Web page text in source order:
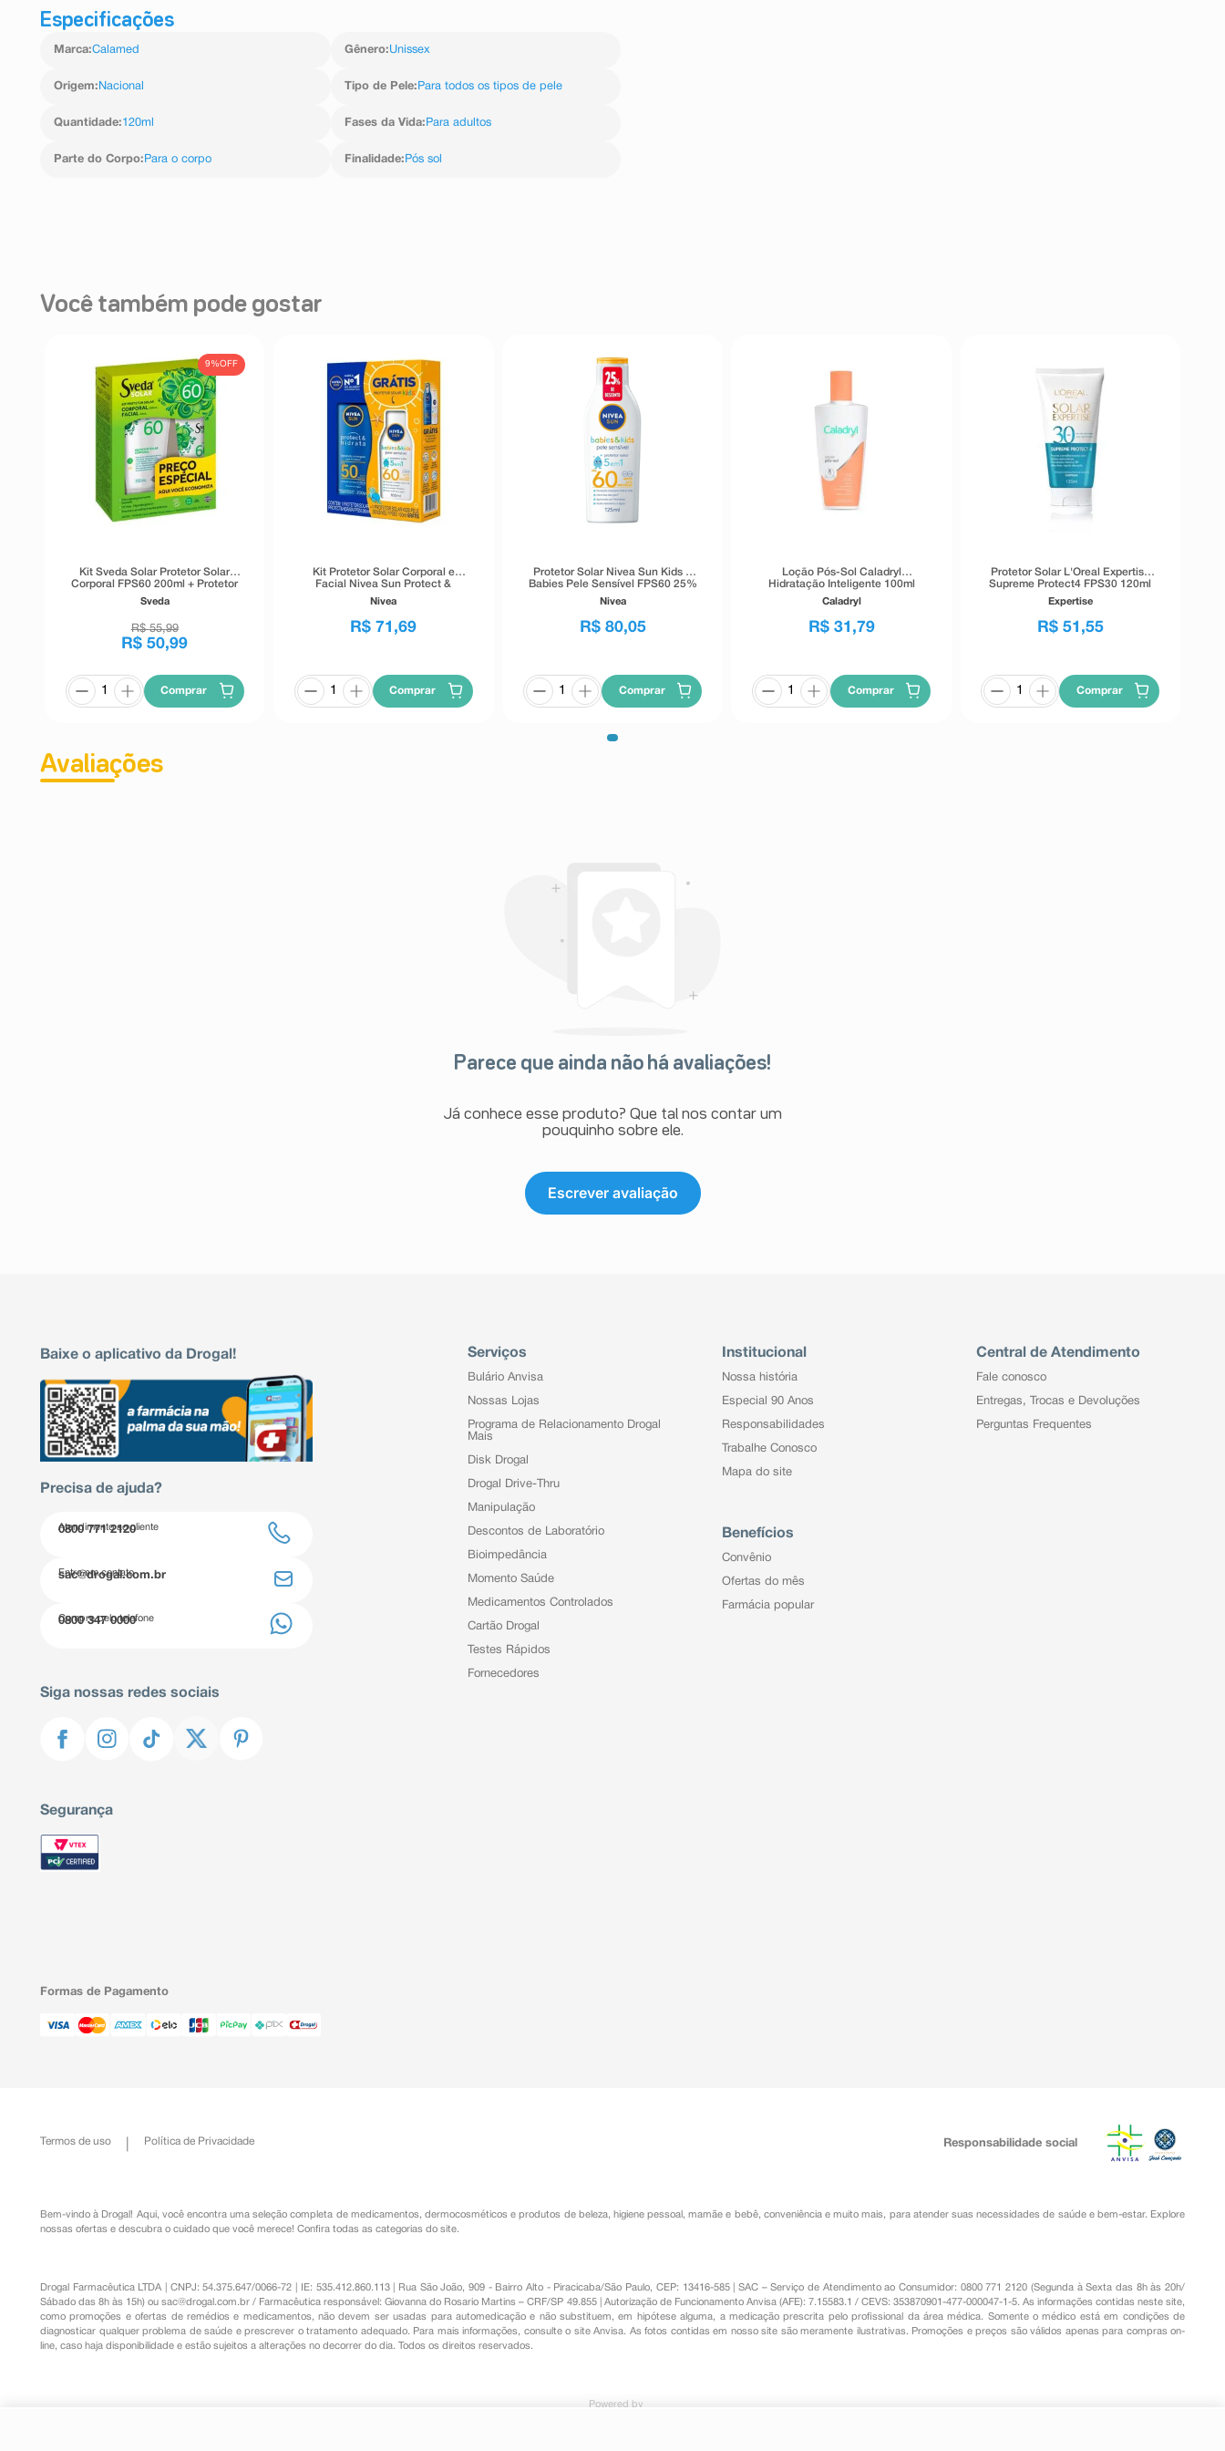
Especificações
Marca:Calamed Gênero:Unissex
Origem: Nacional Tipo de Pele: Para todos os tipos de pele
Quantidade:120ml Fases da Vida: Para adultos
Parte do Corpo: Para o corpo Finalidade: Pós sol
Você também pode gostar
9%OFF
Kit Sveda Solar Protetor Solar
Corporal FPS60 200ml + Protetor
Solar Facial FPS60 50ml
Sveda
R$ 55,99
R$ 50,99
Comprar
Kit Protetor Solar Corporal e
Facial Nivea Sun Protect &
Hidrata FPS50 200ml + Protetor
Solar Corporal Nivea Sun Babies
& Kids 5 em 1 FPS60 100ml
Nivea
R$ 71 ,69
Comprar
Protetor Solar Nivea Sun Kids &
Babies Pele Sensível FPS60 25%
de Desconto 125ml
Nivea
R$ 80,05
Comprar
Loção Pós-Sol Caladryl
Hidratação Inteligente 100ml
Caladryl
R$ 31 ,79
Comprar
Protetor Solar L'Oreal Expertise
Supreme Protect4 FPS30 120ml
Expertise
R$ 51 ,55
Comprar
Avaliações
Parece que ainda não há avaliações!
Já conhece esse produto? Que tal nos contar um
pouquinho sobre ele.
Escrever avaliação
Baixe o aplicativo da Drogal!
Precisa de ajuda?
Atendimento ao cliente
0800 771 2120
Entre em contato
sac@drogal.com.br
Compre pelo telefone
0800 347 0000
Siga nossas redes sociais
Segurança
Serviços
Bulário Anvisa
Nossas Lojas
Programa de Relacionamento Drogal
Mais
Disk Drogal
Drogal Drive-Thru
Manipulação
Descontos de Laboratório
Bioimpedância
Momento Saúde
Medicamentos Controlados
Cartão Drogal
Testes Rápidos
Fornecedores
Institucional
Nossa história
Especial 90 Anos
Responsabilidades
Trabalhe Conosco
Mapa do site
Benefícios
Convênio
Ofertas do mês
Farmácia popular
Central de Atendimento
Fale conosco
Entregas, Trocas e Devoluções
Perguntas Frequentes
Formas de Pagamento
Termos de uso Política de Privacidade Responsabilidade social
Bem-vindo à Drogal! Aqui, você encontra uma seleção completa de medicamentos ,dermocosméticos e produtos de beleza, higiene pessoal ,mamãe e bebê, conveniênciae muito mais, para atender suas necessidades de saúde e bem-estar. Explore
nossas ofertas e descubra o cuidado que você merece! Confira todas as categorias do site.
Drogal Farmacêutica LTDA | CNPJ: 54.375.647/0066-72 | IE: 535.412.860.113 | Rua São João, 909 - Bairro Alto - Piracicaba/São Paulo, CEP: 13416-585 | SAC – Serviço de Atendimento ao Consumidor: 0800 771 2120 (Segunda à Sexta das 8h às 20h/
Sábado das 8h às 15h) ousac@drogal.com.br / Farmacêutica responsável: Giovanna do Rosario Martins – CRF/SP 49.855 | Autorização de Funcionamento Anvisa (AFE): 7.15583.1 / CEVS: 353870901-477-000047-1-5. As informações contidas neste site,
como promoções e ofertas de remédios e medicamentos, não devem ser usadas para automedicação e não substituem, em hipótese alguma, a medicação prescrita pelo profissional da área médica. Somente o médico está em condições de
diagnosticar qualquer problema de saúde e prescrever o tratamento adequado. Para mais informações, consulte o site Anvisa. As fotos contidas em nosso site são meramente ilustrativas. Promoções e preços são válidos apenas para compras on-
line, caso haja disponibilidade e estão sujeitos a alterações no decorrer do dia. Todos os direitos reservados.
Powered by